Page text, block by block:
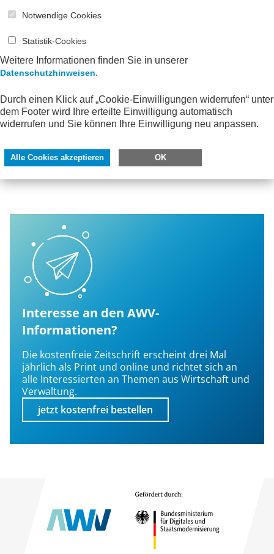
Der modulare Einkommensbegriff als Baustein
einer modernen Sozialstaatsreform
Volker Will, AWV e.V.
Rezensionen
Nachruf Dr. Ulrich Naujokat
Silke Schröder ist neue stellvertretende AWV-
Interesse an den AWV-
Informationen?
Die kostenfreie Zeitschrift erscheint drei Mal
jährlich als Print und online und richtet sich an
alle Interessierten an Themen aus Wirtschaft und
Verwaltung.
jetzt kostenfrei bestellen
Notwendige Cookies
Statistik-Cookies
Weitere Informationen finden Sie in unserer
Datenschutzhinweisen.
Durch einen Klick auf „Cookie-Einwilligungen widerrufen“ unter
dem Footer wird Ihre erteilte Einwilligung automatisch
widerrufen und Sie können Ihre Einwilligung neu anpassen.
Alle Cookies akzeptieren OK